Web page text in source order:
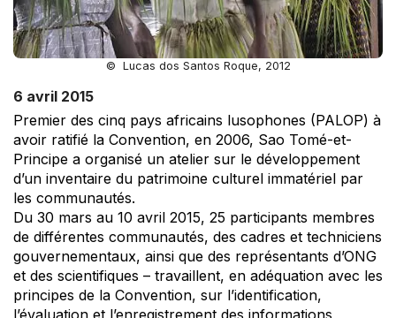
© Lucas dos Santos Roque, 2012
6 avril 2015
Premier des cinq pays africains lusophones (PALOP) à
avoir ratifié la Convention, en 2006, Sao Tomé-et-
Principe a organisé un atelier sur le développement
d’un inventaire du patrimoine culturel immatériel par
les communautés.
Du 30 mars au 10 avril 2015, 25 participants membres
de différentes communautés, des cadres et techniciens
gouvernementaux, ainsi que des représentants d’ONG
et des scientifiques – travaillent, en adéquation avec les
principes de la Convention, sur l’identification,